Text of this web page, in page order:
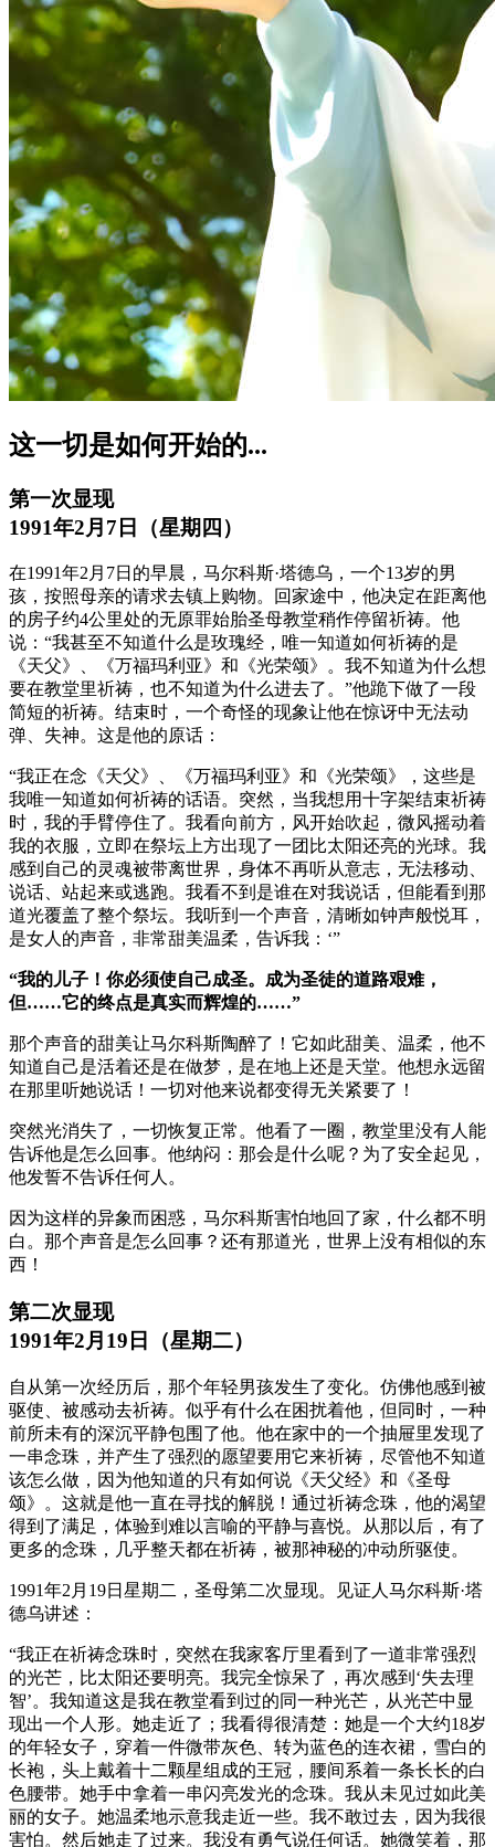
这一切是如何开始的...
第一次显现
1991年2月7日（星期四）
在1991年2月7日的早晨，马尔科斯·塔德乌，一个13岁的男
孩，按照母亲的请求去镇上购物。回家途中，他决定在距离他
的房子约4公里处的无原罪始胎圣母教堂稍作停留祈祷。他
说：“我甚至不知道什么是玫瑰经，唯一知道如何祈祷的是
《天父》、《万福玛利亚》和《光荣颂》。我不知道为什么想
要在教堂里祈祷，也不知道为什么进去了。”他跪下做了一段
简短的祈祷。结束时，一个奇怪的现象让他在惊讶中无法动
弹、失神。这是他的原话：
“我正在念《天父》、《万福玛利亚》和《光荣颂》，这些是
我唯一知道如何祈祷的话语。突然，当我想用十字架结束祈祷
时，我的手臂停住了。我看向前方，风开始吹起，微风摇动着
我的衣服，立即在祭坛上方出现了一团比太阳还亮的光球。我
感到自己的灵魂被带离世界，身体不再听从意志，无法移动、
说话、站起来或逃跑。我看不到是谁在对我说话，但能看到那
道光覆盖了整个祭坛。我听到一个声音，清晰如钟声般悦耳，
是女人的声音，非常甜美温柔，告诉我：‘”
“我的儿子！你必须使自己成圣。成为圣徒的道路艰难，
但……它的终点是真实而辉煌的……”
那个声音的甜美让马尔科斯陶醉了！它如此甜美、温柔，他不
知道自己是活着还是在做梦，是在地上还是天堂。他想永远留
在那里听她说话！一切对他来说都变得无关紧要了！
突然光消失了，一切恢复正常。他看了一圈，教堂里没有人能
告诉他是怎么回事。他纳闷：那会是什么呢？为了安全起见，
他发誓不告诉任何人。
因为这样的异象而困惑，马尔科斯害怕地回了家，什么都不明
白。那个声音是怎么回事？还有那道光，世界上没有相似的东
西！
第二次显现
1991年2月19日（星期二）
自从第一次经历后，那个年轻男孩发生了变化。仿佛他感到被
驱使、被感动去祈祷。似乎有什么在困扰着他，但同时，一种
前所未有的深沉平静包围了他。他在家中的一个抽屉里发现了
一串念珠，并产生了强烈的愿望要用它来祈祷，尽管他不知道
该怎么做，因为他知道的只有如何说《天父经》和《圣母
颂》。这就是他一直在寻找的解脱！通过祈祷念珠，他的渴望
得到了满足，体验到难以言喻的平静与喜悦。从那以后，有了
更多的念珠，几乎整天都在祈祷，被那神秘的冲动所驱使。
1991年2月19日星期二，圣母第二次显现。见证人马尔科斯·塔
德乌讲述：
“我正在祈祷念珠时，突然在我家客厅里看到了一道非常强烈
的光芒，比太阳还要明亮。我完全惊呆了，再次感到‘失去理
智’。我知道这是我在教堂看到过的同一种光芒，从光芒中显
现出一个人形。她走近了；我看得很清楚：她是一个大约18岁
的年轻女子，穿着一件微带灰色、转为蓝色的连衣裙，雪白的
长袍，头上戴着十二颗星组成的王冠，腰间系着一条长长的白
色腰带。她手中拿着一串闪亮发光的念珠。我从未见过如此美
丽的女子。她温柔地示意我走近一些。我不敢过去，因为我很
害怕。然后她走了过来。我没有勇气说任何话。她微笑着，那